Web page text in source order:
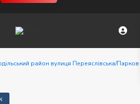
район вулиця Переяслівська/Парков